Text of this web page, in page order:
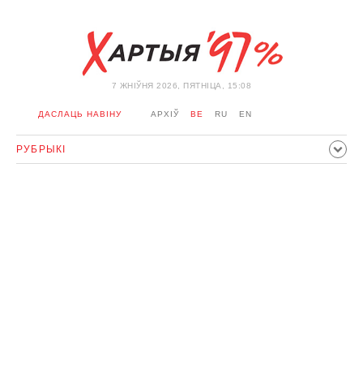
7 ЖНIЎНЯ 2026, ПЯТНІЦА, 15:08
ДАСЛАЦЬ НАВІНУ АРХІЎ BE RU EN
РУБРЫКІ